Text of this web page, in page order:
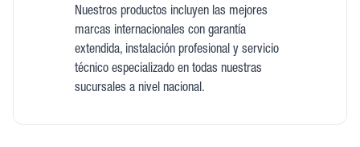
Nuestros productos incluyen las mejores
marcas internacionales con garantía
extendida, instalación profesional y servicio
técnico especializado en todas nuestras
sucursales a nivel nacional.